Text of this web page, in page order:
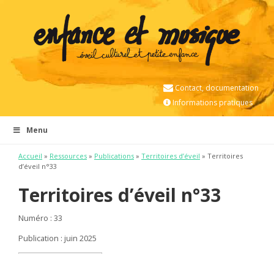
Contact, documentation
Informations pratiques
Menu
Accueil » Ressources » Publications » Territoires d’éveil » Territoires
d’éveil n°33
Territoires d’éveil n°33
Numéro : 33
Publication : juin 2025